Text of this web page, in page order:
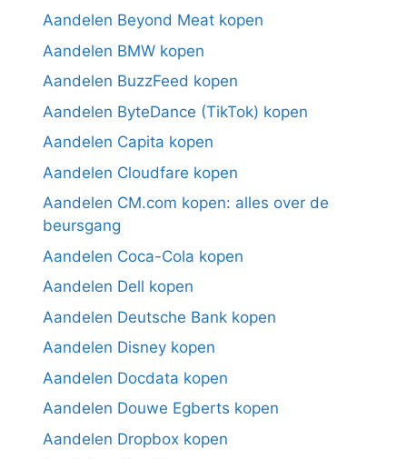
Aandelen Beyond Meat kopen
Aandelen BMW kopen
Aandelen BuzzFeed kopen
Aandelen ByteDance (TikTok) kopen
Aandelen Capita kopen
Aandelen Cloudfare kopen
Aandelen CM.com kopen: alles over de
beursgang
Aandelen Coca-Cola kopen
Aandelen Dell kopen
Aandelen Deutsche Bank kopen
Aandelen Disney kopen
Aandelen Docdata kopen
Aandelen Douwe Egberts kopen
Aandelen Dropbox kopen